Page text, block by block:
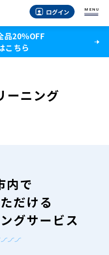
ログイン MENU
品20％OFF
こちら
ーニング
内で
だける
グサービス